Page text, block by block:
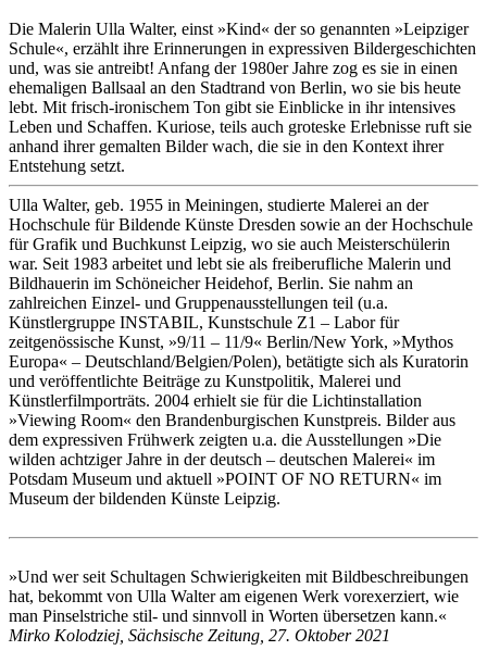
Die Malerin Ulla Walter, einst »Kind« der so genannten »Leipziger
Schule«, erzählt ihre Erinnerungen in expressiven Bildergeschichten
und, was sie antreibt! Anfang der 1980er Jahre zog es sie in einen
ehemaligen Ballsaal an den Stadtrand von Berlin, wo sie bis heute
lebt. Mit frisch-ironischem Ton gibt sie Einblicke in ihr intensives
Leben und Schaffen. Kuriose, teils auch groteske Erlebnisse ruft sie
anhand ihrer gemalten Bilder wach, die sie in den Kontext ihrer
Entstehung setzt.
Ulla Walter, geb. 1955 in Meiningen, studierte Malerei an der
Hochschule für Bildende Künste Dresden sowie an der Hochschule
für Grafik und Buchkunst Leipzig, wo sie auch Meisterschülerin
war. Seit 1983 arbeitet und lebt sie als freiberufliche Malerin und
Bildhauerin im Schöneicher Heidehof, Berlin. Sie nahm an
zahlreichen Einzel- und Gruppenausstellungen teil (u.a.
Künstlergruppe INSTABIL, Kunstschule Z1 – Labor für
zeitgenössische Kunst, »9/11 – 11/9« Berlin/New York, »Mythos
Europa« – Deutschland/Belgien/Polen), betätigte sich als Kuratorin
und veröffentlichte Beiträge zu Kunstpolitik, Malerei und
Künstlerfilmporträts. 2004 erhielt sie für die Lichtinstallation
»Viewing Room« den Brandenburgischen Kunstpreis. Bilder aus
dem expressiven Frühwerk zeigten u.a. die Ausstellungen »Die
wilden achtziger Jahre in der deutsch – deutschen Malerei« im
Potsdam Museum und aktuell »POINT OF NO RETURN« im
Museum der bildenden Künste Leipzig.
»Und wer seit Schultagen Schwierigkeiten mit Bildbeschreibungen
hat, bekommt von Ulla Walter am eigenen Werk vorexerziert, wie
man Pinselstriche stil- und sinnvoll in Worten übersetzen kann.«
Mirko Kolodziej, Sächsische Zeitung, 27. Oktober 2021